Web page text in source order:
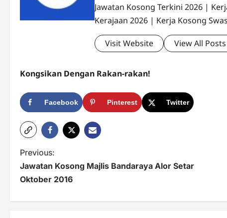
Jawatan Kosong Terkini 2026 |
Kerajaan 2026 | Kerja Kosong
Visit Website View All Posts
Kongsikan Dengan Rakan-rakan!
Facebook Pinterest Twitter
P
o
Previous:
Jawatan Kosong Majlis Bandaraya Alor Setar
Oktober 2016